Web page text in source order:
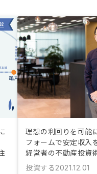
理想の利回りを可能
フォームで安定収入
経営者の不動産投資
投資する2021.12.01